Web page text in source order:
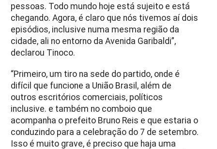
pessoas. Todo mundo hoje está sujeito e está
chegando. Agora, é claro que nós tivemos aí dois
episódios, inclusive numa mesma região da
cidade, ali no entorno da Avenida Garibaldi”,
declarou Tinoco.
“Primeiro, um tiro na sede do partido, onde é
difícil que funcione a União Brasil, além de
outros escritórios comerciais, políticos
inclusive. e também no comboio que
acompanha o prefeito Bruno Reis e que estaria o
conduzindo para a celebração do 7 de setembro.
Isso é muito grave, é preciso que haja uma